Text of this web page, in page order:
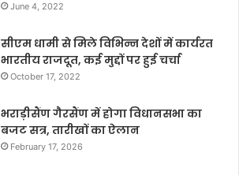
June 4, 2022
सीएम धामी से मिले विभिन्न देशों में कार्यरत
भारतीय राजदूत, कई मुद्दों पर हुई चर्चा
October 17, 2022
भराड़ीसैंण गैरसैंण में होगा विधानसभा का
बजट सत्र, तारीखों का ऐलान
February 17, 2026